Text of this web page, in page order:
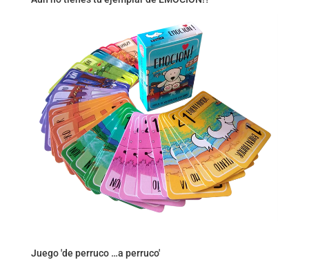
Juego 'de perruco …a perruco'